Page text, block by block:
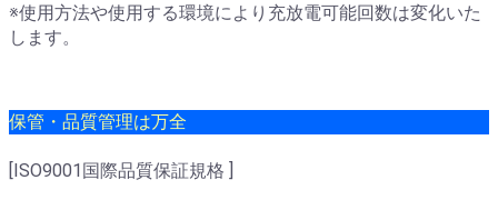
※使用方法や使用する環境により充放電可能回数は変化いた
します。
保管・品質管理は万全
[ISO9001国際品質保証規格 ]